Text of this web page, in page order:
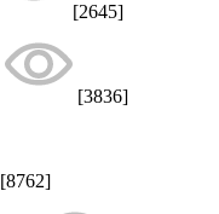
[2645]
[3836]
[8762]